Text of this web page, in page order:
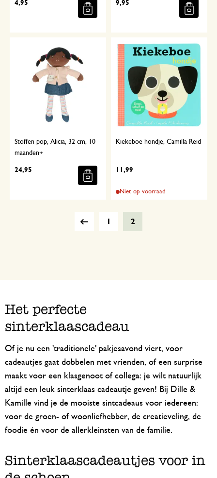
4,95 9,95
Stoffen pop, Alicia, 32 cm, 10
maanden+
24,95
Kiekeboe hondje, Camilla Reid
11,99
Niet op voorraad
2
Het perfecte
sinterklaascadeau
Of je nu een 'traditionele' pakjesavond viert, voor
cadeautjes gaat dobbelen met vrienden, of een surprise
maakt voor een klasgenoot of collega: je wilt natuurlijk
altijd een leuk sinterklaas cadeautje geven! Bij Dille &
Kamille vind je de mooiste sintcadeaus voor iedereen:
voor de groen- of woonliefhebber, de creatieveling, de
foodie én voor de allerkleinsten van de familie.
Sinterklaascadeautjes voor in